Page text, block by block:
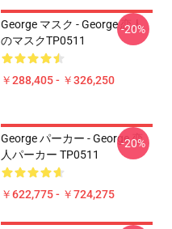
George マスク - George 恋人
のマスクTP0511
￥288,405 - ￥326,250
-20%
George パーカー - George 恋
人パーカー TP0511
￥622,775 - ￥724,275
-20%